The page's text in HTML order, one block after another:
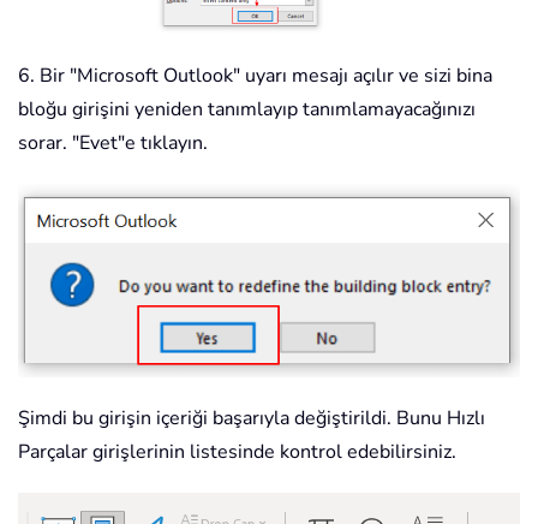
6. Bir "Microsoft Outlook" uyarı mesajı açılır ve sizi bina
bloğu girişini yeniden tanımlayıp tanımlamayacağınızı
sorar. "Evet"e tıklayın.
Şimdi bu girişin içeriği başarıyla değiştirildi. Bunu Hızlı
Parçalar girişlerinin listesinde kontrol edebilirsiniz.